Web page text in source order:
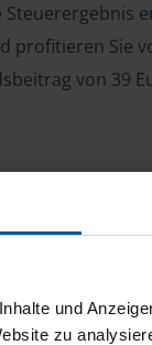
und
zu
profitieren Sie
von 39
Arbeitnehmer,
der geeignete
Tätigkeit